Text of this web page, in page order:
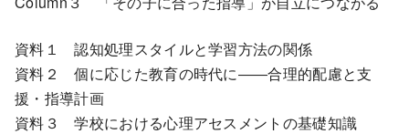
資料１ 認知処理スタイルと学習方法の関係
資料２ 個に応じた教育の時代に――合理的配慮と支
援・指導計画
資料３ 学校における心理アセスメントの基礎知識